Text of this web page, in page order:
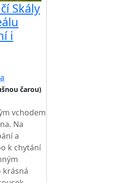
Skály
i
čarou)
vchodem
Na
a
k chytání
krásná